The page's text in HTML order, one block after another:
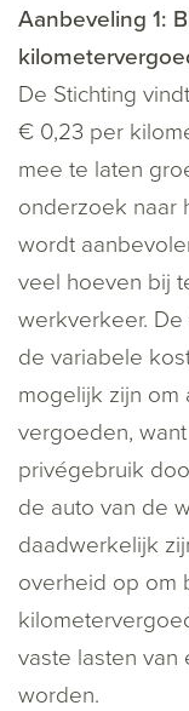
Aanbeveling 1:
De Stichting
€ 0,23 per
mee te laten
onderzoek naar
wordt
veel hoeven bij
werkverkeer.
de variabele
mogelijk zijn om
vergoeden,
privégebruik
de auto van de
daadwerkelijk
overheid op om
vaste lasten
worden.